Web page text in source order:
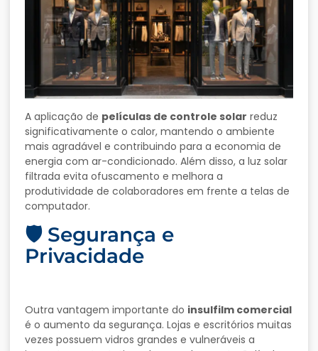
A aplicação de películas de controle solar reduz
significativamente o calor, mantendo o ambiente
mais agradável e contribuindo para a economia de
energia com ar-condicionado. Além disso, a luz solar
filtrada evita ofuscamento e melhora a
produtividade de colaboradores em frente a telas de
computador.
🛡️ Segurança e
Privacidade
Outra vantagem importante do insulfilm comercial
é o aumento da segurança. Lojas e escritórios muitas
vezes possuem vidros grandes e vulneráveis a